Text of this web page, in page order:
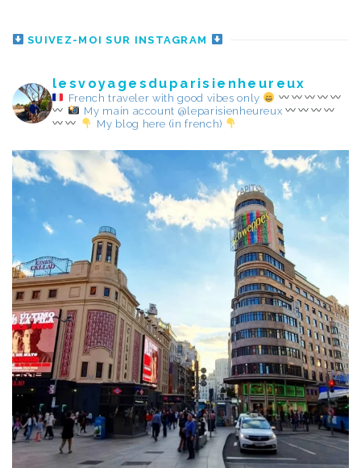
SUIVEZ-MOI SUR INSTAGRAM
lesvoyagesduparisienheureux
French traveler with good vibes only
My main account @leparisienheureux
My blog here (in french)